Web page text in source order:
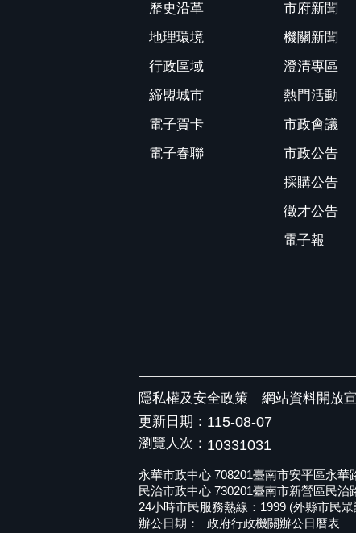
歷史沿革
地理環境
行政區域
締盟城市
電子賀卡
電子春聯
市府新聞
機關新聞
澄清專區
熱門活動
市政會議
市政公告
採購公告
徵才公告
電子報
隱私權及安全政策 網站資料開放
更新日期： 115-08-07
瀏覽人次： 10331031
永華市政中心 708201臺南市安平區永華
民治市政中心 730201臺南市新營區民治
24小時市民服務熱線：1999 (外縣市民
辦公日期：
政府行政機關辦公日曆表